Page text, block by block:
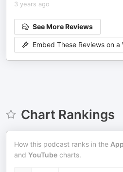
3 years ago
See More Reviews
Embed These Reviews on a
Chart Rankings
How this podcast ranks in the
and YouTube charts.